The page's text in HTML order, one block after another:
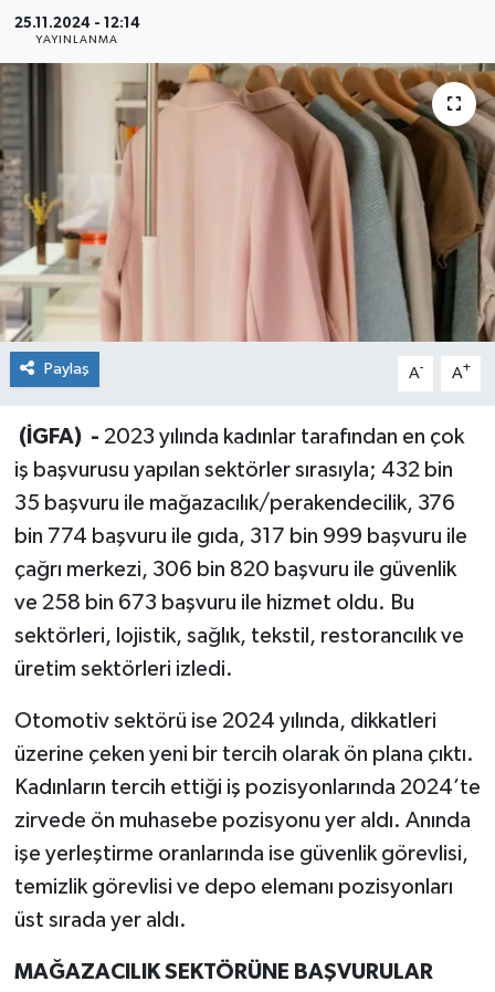
25.11.2024 - 12:14
YAYINLANMA
Paylaş A- A+
(İGFA) - 2023 yılında kadınlar tarafından en çok
iş başvurusu yapılan sektörler sırasıyla; 432 bin
35 başvuru ile mağazacılık/perakendecilik, 376
bin 774 başvuru ile gıda, 317 bin 999 başvuru ile
çağrı merkezi, 306 bin 820 başvuru ile güvenlik
ve 258 bin 673 başvuru ile hizmet oldu. Bu
sektörleri, lojistik, sağlık, tekstil, restorancılık ve
üretim sektörleri izledi.
Otomotiv sektörü ise 2024 yılında, dikkatleri
üzerine çeken yeni bir tercih olarak ön plana çıktı.
Kadınların tercih ettiği iş pozisyonlarında 2024’te
zirvede ön muhasebe pozisyonu yer aldı. Anında
işe yerleştirme oranlarında ise güvenlik görevlisi,
temizlik görevlisi ve depo elemanı pozisyonları
üst sırada yer aldı.
MAĞAZACILIK SEKTÖRÜNE BAŞVURULAR
Sağlık
Türkiye